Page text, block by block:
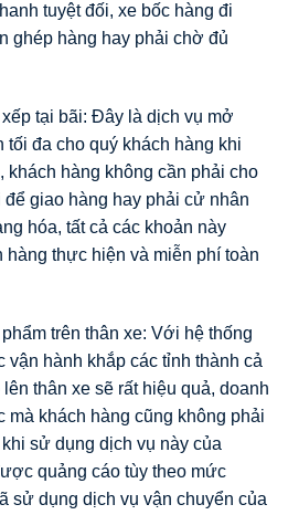
tuyệt đối, xe bốc hàng đi
ghép hàng hay phải chờ đủ
tại bãi: Đây là dịch vụ mở
tối đa cho quý khách hàng khi
khách hàng không cần phải cho
giao hàng hay phải cử nhân
hóa, tất cả các khoản này
hàng thực hiện và miễn phí toàn
trên thân xe: Với hệ thống
vận hành khắp các tỉnh thành cả
thân xe sẽ rất hiệu quả, doanh
mà khách hàng cũng không phải
sử dụng dịch vụ này của
quảng cáo tùy theo mức
sử dụng dịch vụ vận chuyển của